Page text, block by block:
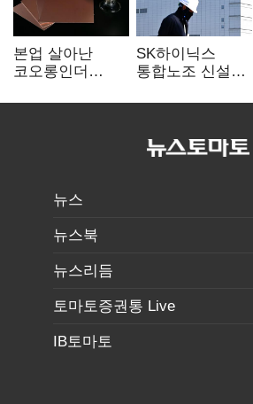
본업 살아난
코오롱인더
배터리 소재로
SK하이닉스
통합노조 신설
성과급 불만 확산
뉴스
뉴스북
뉴스리듬
토마토증권통 Live
IB토마토